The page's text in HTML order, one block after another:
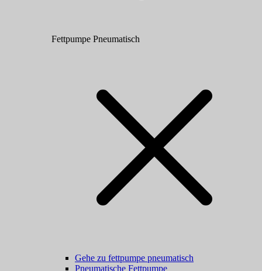
Fettpumpe Pneumatisch
Gehe zu fettpumpe pneumatisch
Pneumatische Fettpumpe